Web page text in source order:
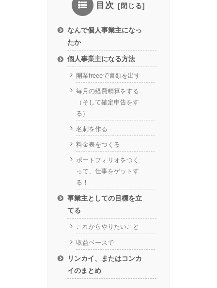
目次
なんで個人事業主になっ
たか
個人事業主になる方法
開業freeeで書類を出す
毎月の経費精算をする
（そして確定申告をす
る）
名刺を作る
料金表をつくる
ポートフォリオをつく
って、仕事をゲットす
る！
事業主としての目標を立
てる
これからやりたいこと
収益ベースで
リンカイ、またはコンカ
イのまとめ